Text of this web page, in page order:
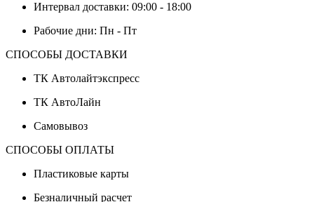
Интервал доставки: 09:00 - 18:00
Рабочие дни: Пн - Пт
СПОСОБЫ ДОСТАВКИ
ТК Автолайтэкспресс
ТК АвтоЛайн
Самовывоз
СПОСОБЫ ОПЛАТЫ
Пластиковые карты
Безналичный расчет